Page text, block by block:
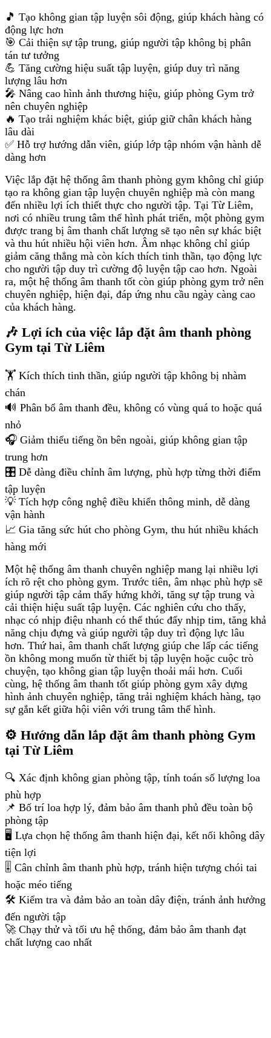
🎵 Tạo không gian tập luyện sôi động, giúp khách hàng có
động lực hơn
🎯 Cải thiện sự tập trung, giúp người tập không bị phân
tán tư tưởng
💪 Tăng cường hiệu suất tập luyện, giúp duy trì năng
lượng lâu hơn
🎤 Nâng cao hình ảnh thương hiệu, giúp phòng Gym trở
nên chuyên nghiệp
🔥 Tạo trải nghiệm khác biệt, giúp giữ chân khách hàng
lâu dài
✅ Hỗ trợ hướng dẫn viên, giúp lớp tập nhóm vận hành dễ
dàng hơn
Việc lắp đặt hệ thống âm thanh phòng gym không chỉ giúp
tạo ra không gian tập luyện chuyên nghiệp mà còn mang
đến nhiều lợi ích thiết thực cho người tập. Tại Từ Liêm,
nơi có nhiều trung tâm thể hình phát triển, một phòng gym
được trang bị âm thanh chất lượng sẽ tạo nên sự khác biệt
và thu hút nhiều hội viên hơn. Âm nhạc không chỉ giúp
giảm căng thẳng mà còn kích thích tinh thần, tạo động lực
cho người tập duy trì cường độ luyện tập cao hơn. Ngoài
ra, một hệ thống âm thanh tốt còn giúp phòng gym trở nên
chuyên nghiệp, hiện đại, đáp ứng nhu cầu ngày càng cao
của khách hàng.
🎶 Lợi ích của việc lắp đặt âm thanh phòng
Gym tại Từ Liêm
🏋️ Kích thích tinh thần, giúp người tập không bị nhàm
chán
🔊 Phân bổ âm thanh đều, không có vùng quá to hoặc quá
nhỏ
🎧 Giảm thiểu tiếng ồn bên ngoài, giúp không gian tập
trung hơn
🎛️ Dễ dàng điều chỉnh âm lượng, phù hợp từng thời điểm
tập luyện
💡 Tích hợp công nghệ điều khiển thông minh, dễ dàng
vận hành
📈 Gia tăng sức hút cho phòng Gym, thu hút nhiều khách
hàng mới
Một hệ thống âm thanh chuyên nghiệp mang lại nhiều lợi
ích rõ rệt cho phòng gym. Trước tiên, âm nhạc phù hợp sẽ
giúp người tập cảm thấy hứng khởi, tăng sự tập trung và
cải thiện hiệu suất tập luyện. Các nghiên cứu cho thấy,
nhạc có nhịp điệu nhanh có thể thúc đẩy nhịp tim, tăng khả
năng chịu đựng và giúp người tập duy trì động lực lâu
hơn. Thứ hai, âm thanh chất lượng giúp che lấp các tiếng
ồn không mong muốn từ thiết bị tập luyện hoặc cuộc trò
chuyện, tạo không gian tập luyện thoải mái hơn. Cuối
cùng, hệ thống âm thanh tốt giúp phòng gym xây dựng
hình ảnh chuyên nghiệp, tăng trải nghiệm khách hàng, tạo
sự gắn kết giữa hội viên với trung tâm thể hình.
⚙️ Hướng dẫn lắp đặt âm thanh phòng Gym
tại Từ Liêm
🔍 Xác định không gian phòng tập, tính toán số lượng loa
phù hợp
📌 Bố trí loa hợp lý, đảm bảo âm thanh phủ đều toàn bộ
phòng tập
🖥️ Lựa chọn hệ thống âm thanh hiện đại, kết nối không dây
tiện lợi
🎚️ Cân chỉnh âm thanh phù hợp, tránh hiện tượng chói tai
hoặc méo tiếng
🛠️ Kiểm tra và đảm bảo an toàn dây điện, tránh ảnh hưởng
đến người tập
🚀 Chạy thử và tối ưu hệ thống, đảm bảo âm thanh đạt
chất lượng cao nhất